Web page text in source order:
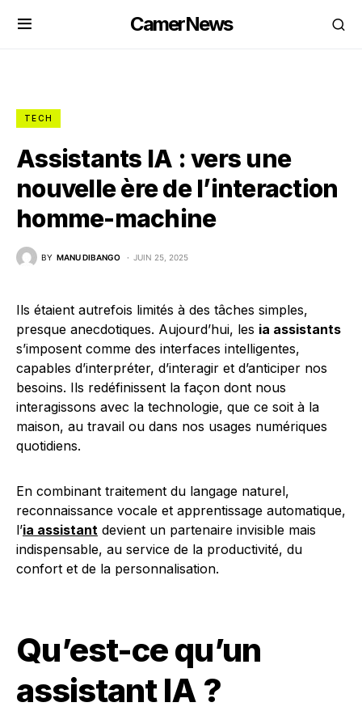
CamerNews
TECH
Assistants IA : vers une
nouvelle ère de l’interaction
homme-machine
BY MANU DIBANGO JUIN 25, 2025
Ils étaient autrefois limités à des tâches simples,
presque anecdotiques. Aujourd’hui, les ia assistants
s’imposent comme des interfaces intelligentes,
capables d’interpréter, d’interagir et d’anticiper nos
besoins. Ils redéfinissent la façon dont nous
interagissons avec la technologie, que ce soit à la
maison, au travail ou dans nos usages numériques
quotidiens.
En combinant traitement du langage naturel,
reconnaissance vocale et apprentissage automatique,
l’ia assistant devient un partenaire invisible mais
indispensable, au service de la productivité, du
confort et de la personnalisation.
Qu’est-ce qu’un
assistant IA ?